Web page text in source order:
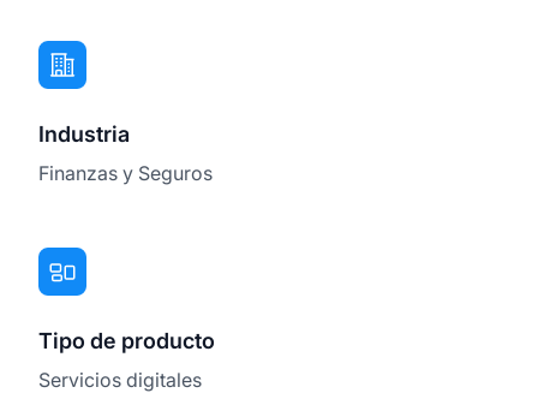
Industria
Finanzas y Seguros
Tipo de producto
Servicios digitales